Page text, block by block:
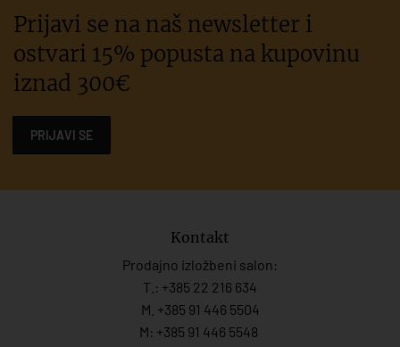
Prijavi se na naš newsletter i
ostvari 15% popusta na kupovinu
iznad 300€
PRIJAVI SE
Kontakt
Prodajno izložbeni salon:
T.: +385 22 216 634
M. +385 91 446 5504
M: +385 91 446 5548